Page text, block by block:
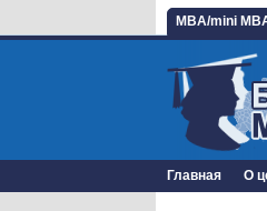
MBA/mini
Главная О